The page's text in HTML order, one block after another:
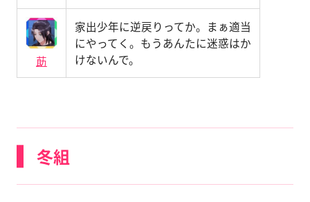
莇
家出少年に逆戻りってか。まぁ適当
にやってく。もうあんたに迷惑はか
けないんで。
冬組